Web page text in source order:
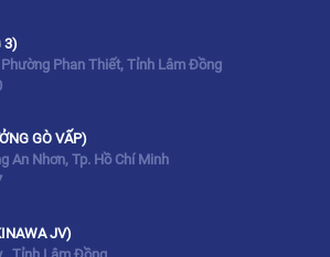
3)
Phan Thiết, Tỉnh Lâm Đồng
GÒ VẤP)
An Nhơn, Tp. Hồ Chí Minh
JV)